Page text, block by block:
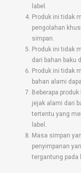
label.
Produk ini tidak
pengolahan
simpan.
Produk ini tidak
dari bahan baku
Produk ini tidak
bahan alami
Beberapa
jejak alami dari
tertentu yang
label.
Masa simpan
penyimpanan
tergantung pada